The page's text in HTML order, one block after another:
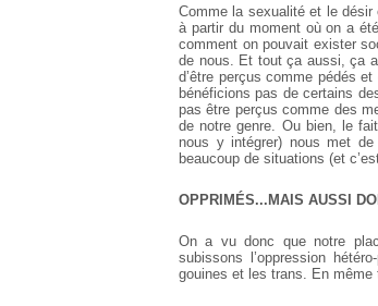
Comme la sexualité et le
à partir du moment où on a
comment on pouvait exister
de nous. Et tout ça aussi, ça
d’être perçus comme pédés
bénéficions pas de certains
pas être perçus comme des
de notre genre. Ou bien, le
nous y intégrer) nous met
beaucoup de situations (et
OPPRIMÉS...MAIS AUSSI
On a vu donc que notre
subissons l’oppression
gouines et les trans. En